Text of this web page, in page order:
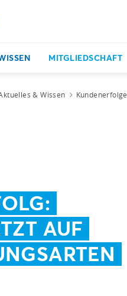
MITGLIEDSCHAFT
& Wissen Kundenerfolge
AUF